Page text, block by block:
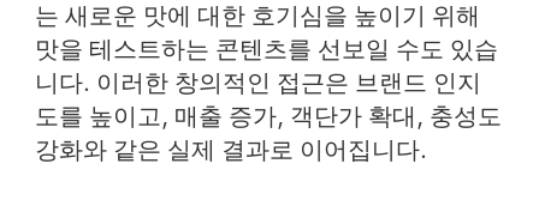
는 새로운 맛에 대한 호기심을 높이기 위해
맛을 테스트하는 콘텐츠를 선보일 수도 있습
니다. 이러한 창의적인 접근은 브랜드 인지
도를 높이고, 매출 증가, 객단가 확대, 충성도
강화와 같은 실제 결과로 이어집니다.